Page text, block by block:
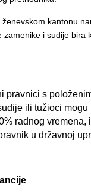
kantonu
i sudije bira
pravnici s
ili tužioci
radnog vremena,
u državnoj